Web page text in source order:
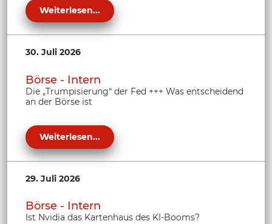
Weiterlesen...
30. Juli 2026
Börse - Intern
Die „Trumpisierung“ der Fed +++ Was entscheidend
an der Börse ist
Weiterlesen...
29. Juli 2026
Börse - Intern
Ist Nvidia das Kartenhaus des KI-Booms?